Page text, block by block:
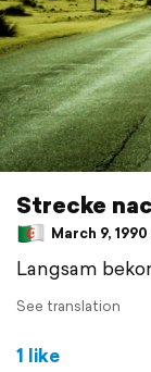
Strecke
March 9,
Langsam
See translation
1 like